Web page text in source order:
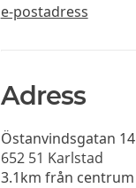
e-postadress
Adress
Östanvindsgatan 14
652 51 Karlstad
3.1km från centrum